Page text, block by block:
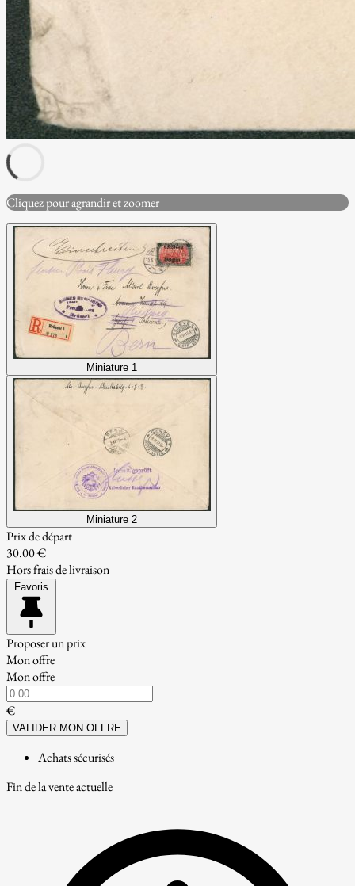
Cliquez pour agrandir et zoomer
Miniature 1
Miniature 2
Prix de départ
30.00 €
Hors frais de livraison
Favoris
Proposer un prix
Mon offre
Mon offre
€
VALIDER MON OFFRE
Achats sécurisés
Fin de la vente actuelle